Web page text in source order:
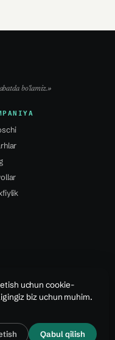
bo'lamiz.»
Ltd. Şti.
uchun cookie-
biz uchun muhim.
Qabul qilish